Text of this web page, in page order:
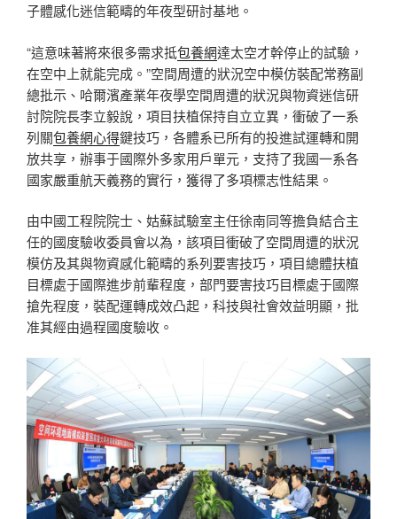
子體感化迷信範疇的年夜型研討基地。
“這意味著將來很多需求抵包養網達太空才幹停止的試驗，
在空中上就能完成。”空間周遭的狀況空中模仿裝配常務副
總批示、哈爾濱產業年夜學空間周遭的狀況與物資迷信研
討院院長李立毅說，項目扶植保持自立立異，衝破了一系
列關包養網心得鍵技巧，各體系已所有的投進試運轉和開
放共享，辦事于國際外多家用戶單元，支持了我國一系各
國家嚴重航天義務的實行，獲得了多項標志性結果。
由中國工程院院士、姑蘇試驗室主任徐南同等擔負結合主
任的國度驗收委員會以為，該項目衝破了空間周遭的狀況
模仿及其與物資感化範疇的系列要害技巧，項目總體扶植
目標處于國際進步前輩程度，部門要害技巧目標處于國際
搶先程度，裝配運轉成效凸起，科技與社會效益明顯，批
准其經由過程國度驗收。